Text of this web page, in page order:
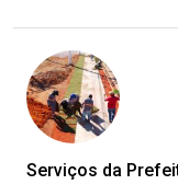
Serviços da